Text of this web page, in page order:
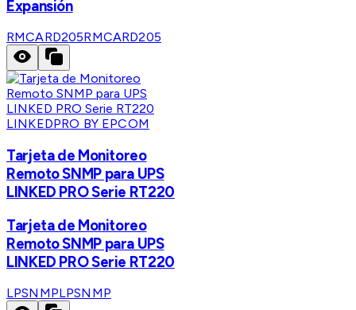
Expansión
RMCARD205RMCARD205
LINKEDPRO BY EPCOM
Tarjeta de Monitoreo
Remoto SNMP para UPS
LINKED PRO Serie RT220
Tarjeta de Monitoreo
Remoto SNMP para UPS
LINKED PRO Serie RT220
LPSNMPLPSNMP